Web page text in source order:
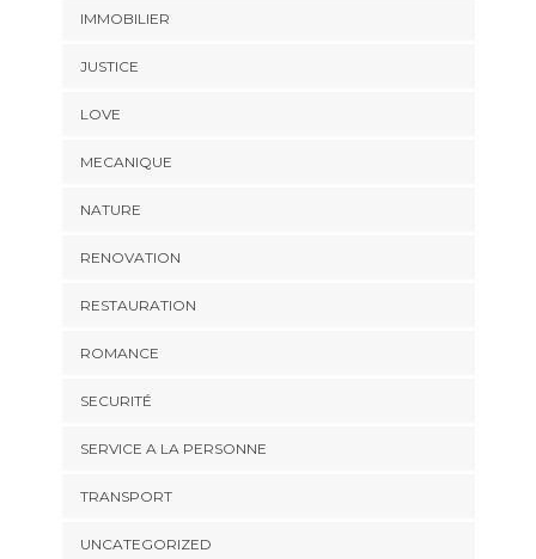
IMMOBILIER
JUSTICE
LOVE
MECANIQUE
NATURE
RENOVATION
RESTAURATION
ROMANCE
SECURITÉ
SERVICE A LA PERSONNE
TRANSPORT
UNCATEGORIZED